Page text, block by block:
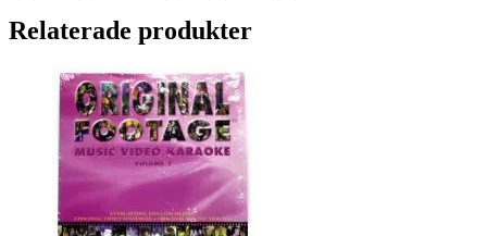
Relaterade produkter